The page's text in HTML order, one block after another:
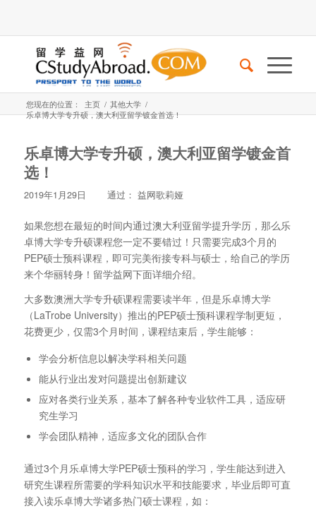
您现在的位置： 主页 / 其他大学 /
乐卓博大学专升硕，澳大利亚留学镀金首选！
乐卓博大学专升硕，澳大利亚留学镀金首
选！
2019年1月29日 通过： 益网歌莉娅
如果您想在最短的时间内通过澳大利亚留学提升学历，那么乐
卓博大学专升硕课程您一定不要错过！只需要完成3个月的
PEP硕士预科课程，即可完美衔接专科与硕士，给自己的学历
来个华丽转身！留学益网下面详细介绍。
大多数澳洲大学专升硕课程需要读半年，但是乐卓博大学
（LaTrobe University）推出的PEP硕士预科课程学制更短，
花费更少，仅需3个月时间，课程结束后，学生能够：
学会分析信息以解决学科相关问题
能从行业出发对问题提出创新建议
应对各类行业关系，基本了解各种专业软件工具，适应研
究生学习
学会团队精神，适应多文化的团队合作
通过3个月乐卓博大学PEP硕士预科的学习，学生能达到进入
研究生课程所需要的学科知识水平和技能要求，毕业后即可直
接入读乐卓博大学诸多热门硕士课程，如：